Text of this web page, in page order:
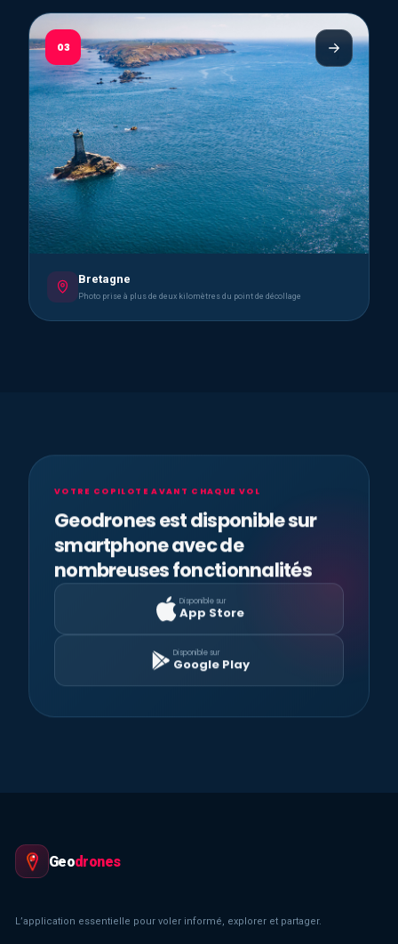
03
Bretagne
Photo prise à plus de deux kilomètres du point de décollage
VOTRE COPILOTE AVANT CHAQUE VOL
Geodrones est disponible sur
smartphone avec de
nombreuses fonctionnalités
Disponible sur
App Store
Disponible sur
Google Play
Geodrones
L’application essentielle pour voler informé, explorer et partager.